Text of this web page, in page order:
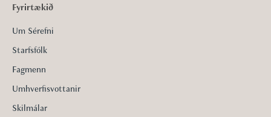
Fyrirtækið
Um Sérefni
Starfsfólk
Fagmenn
Umhverfisvottanir
Skilmálar